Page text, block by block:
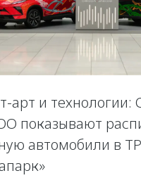
арт и технологии:
показывают
автомобили в